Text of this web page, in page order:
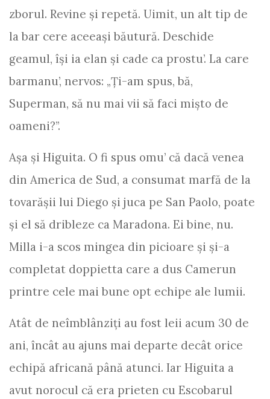
zborul. Revine şi repetă. Uimit, un alt tip de
la bar cere aceeaşi băutură. Deschide
geamul, îşi ia elan şi cade ca prostu’. La care
barmanu’, nervos: „Ţi-am spus, bă,
Superman, să nu mai vii să faci mişto de
oameni?”.
Aşa şi Higuita. O fi spus omu’ că dacă venea
din America de Sud, a consumat marfă de la
tovarăşii lui Diego şi juca pe San Paolo, poate
şi el să dribleze ca Maradona. Ei bine, nu.
Milla i-a scos mingea din picioare şi şi-a
completat doppietta care a dus Camerun
printre cele mai bune opt echipe ale lumii.
Atât de neîmblânziţi au fost leii acum 30 de
ani, încât au ajuns mai departe decât orice
echipă africană până atunci. Iar Higuita a
avut norocul că era prieten cu Escobarul